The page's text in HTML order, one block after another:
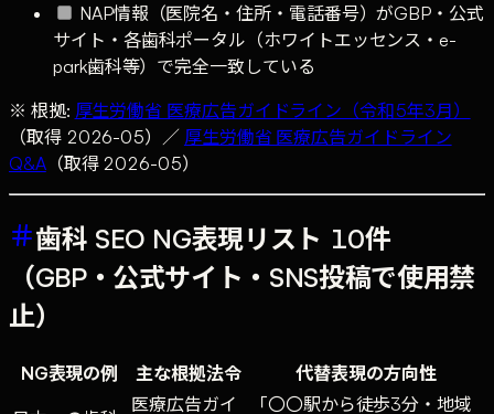
NAP情報（医院名・住所・電話番号）がGBP・公式
サイト・各歯科ポータル（ホワイトエッセンス・e-
park歯科等）で完全一致している
※ 根拠: 厚生労働省 医療広告ガイドライン（令和5年3月）
（取得 2026-05）／ 厚生労働省 医療広告ガイドライン
Q&A（取得 2026-05）
歯科 SEO NG表現リスト 10件
（GBP・公式サイト・SNS投稿で使用禁
止）
NG表現の例 主な根拠法令 代替表現の方向性
医療広告ガイ
「〇〇駅から徒歩3分・地域